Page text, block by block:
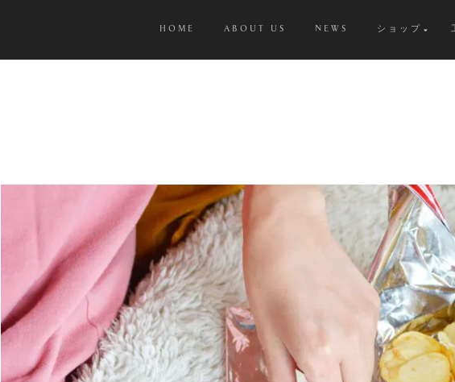
HOME ABOUT US NEWS ショップ